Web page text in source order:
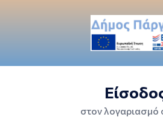
στον λογαριασμό